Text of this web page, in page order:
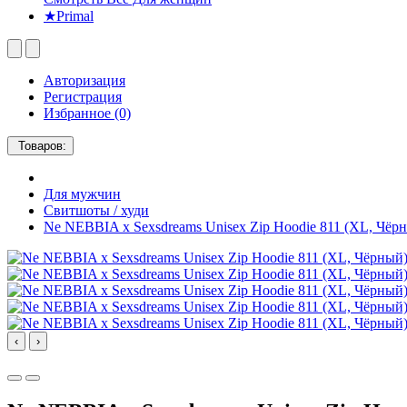
★Primal
Авторизация
Регистрация
Избранное (0)
Товаров:
Для мужчин
Свитшоты / худи
Ne NEBBIA x Sexsdreams Unisex Zip Hoodie 811 (XL,
‹ ›